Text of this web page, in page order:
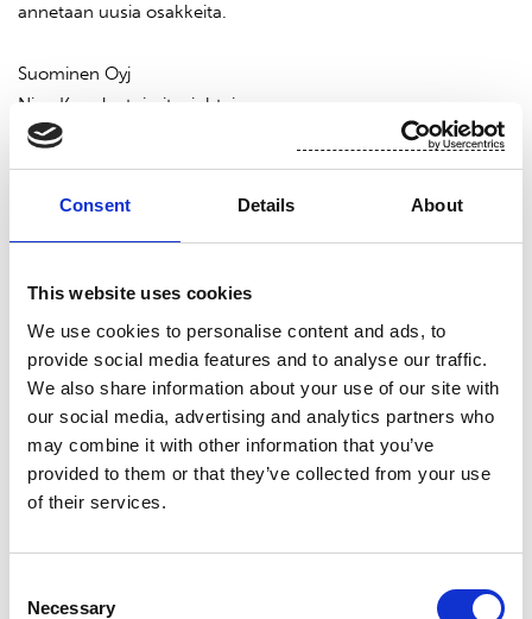
Consent Details About
This website uses cookies
We use cookies to personalise content and ads, to
provide social media features and to analyse our traffic.
We also share information about your use of our site with
our social media, advertising and analytics partners who
may combine it with other information that you’ve
provided to them or that they’ve collected from your use
of their services.
Selection
Necessary
annetaan uusia osakkeita.
Suominen Oyj
Nina Kopola, toimitusjohtaja
Lisätietoja: Nina Kopola, toimitusjohtaja, puh. 010 214 300
Keskeiset tiedotusvälineet
www.suominen.fi
Suominen lyhyesti
Suominen valmistaa kuitukankaita rullatavarana pyyhintä- ja
hygieniatuotteisiin sekä terveydenhuollon sovelluksiin.
Suomisen kuitukankaista valmistetut lopputuotteet –
puolilla maailmaa. Suominen on pyyhintään tarkoitettujen